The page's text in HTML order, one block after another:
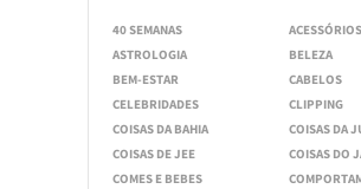
40 SEMANAS
ACESSÓRIOS
ASTROLOGIA
BELEZA
BEM-ESTAR
CABELOS
CELEBRIDADES
CLIPPING
COISAS DA BAHIA
COISAS DA
COISAS DE JEE
COISAS DO
COMES E BEBES